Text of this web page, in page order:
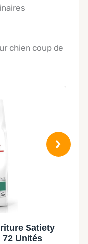
chien coup de
Satiety
72 Unités